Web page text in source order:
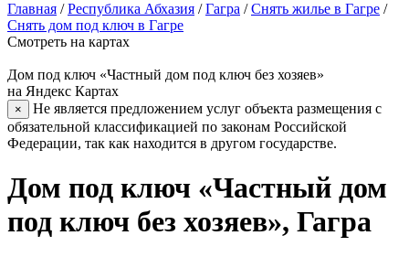
Главная /Республика Абхазия /Гагра /Снять жилье в Гагре /
Снять дом под ключ в Гагре
Смотреть на картах
Дом под ключ «Частный дом под ключ без хозяев»
на Яндекс Картах
×
Не является предложением услуг объекта размещения с
обязательной классификацией по законам Российской
Федерации, так как находится в другом государстве.
Дом под ключ «Частный дом
под ключ без хозяев», Гагра